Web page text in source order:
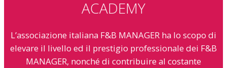
ACADEMY
L’associazione italiana F&B MANAGER ha lo scopo di
elevare il livello ed il prestigio professionale dei F&B
MANAGER, nonché di contribuire al costante